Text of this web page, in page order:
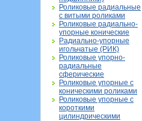
Роликовые радиальные
с витыми роликами
Роликовые радиально-
упорные конические
Радиально-упорные
игольчатые (РИК)
Роликовые упорно-
радиальные
сферические
Роликовые упорные с
коническими роликами
Роликовые упорные с
короткими
цилиндрическими